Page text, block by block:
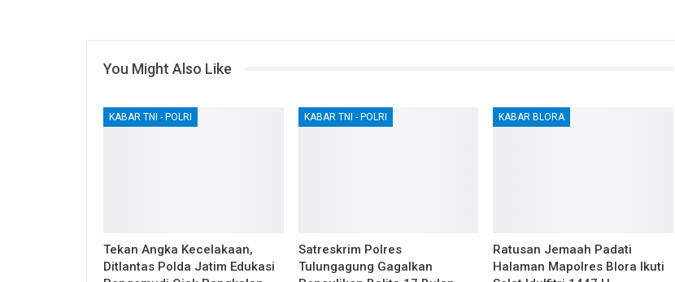
You Might Also Like
KABAR TNI - POLRI
Tekan Angka Kecelakaan,
Ditlantas Polda Jatim Edukasi
KABAR TNI - POLRI
Satreskrim Polres
Tulungagung Gagalkan
KABAR BLORA
Ratusan Jemaah Padati
Halaman Mapolres Blora Ikuti